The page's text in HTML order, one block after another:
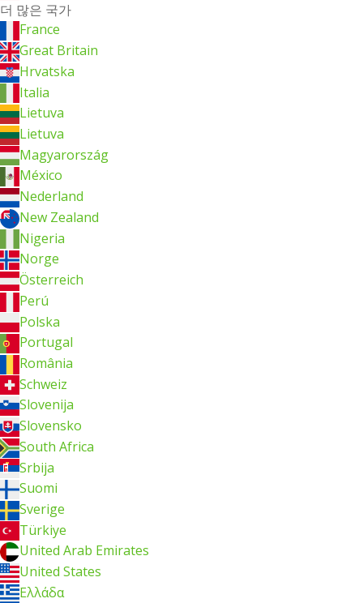
더 많은 국가
France
Great Britain
Hrvatska
Italia
Lietuva
Lietuva
Magyarország
México
Nederland
New Zealand
Nigeria
Norge
Österreich
Perú
Polska
Portugal
România
Schweiz
Slovenija
Slovensko
South Africa
Srbija
Suomi
Sverige
Türkiye
United Arab Emirates
United States
Ελλάδα